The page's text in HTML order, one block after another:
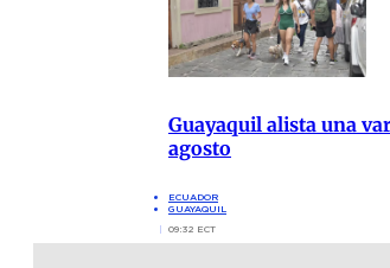
Guayaquil alista una
agosto
ECUADOR
GUAYAQUIL
09:32 ECT